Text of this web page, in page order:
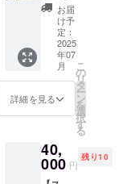
適切と
判断し
た際に
は他ス
テッ
カー画
をお願
いする
ます
ディン
グ終了
後、添
付希望
画像、
添付希
望車両
をメー
ます。
※貼付場
所はご
成〜
2026年
2月28日
までの
約8ヶ月
間 ・掲
載サイ
ズ：
30cm以
下(画像
ステッ
カーで
下 ×
10cm以
下】 セ
リカ、
ロード
ター、
デミオ
のうち1
車両に
様ご指
定のス
テッ
お届
け予
定：
2025
年07
月
詳細を見る
こ
の
リ
タ
ー
ン
を
選
択
す
る
40,
000 円
残り10